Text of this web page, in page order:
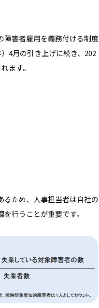
障害者雇用を義務付ける制度
4月の引き上げに続き、202
ます。
るため、人事担当者は自社の
行うことが重要です。